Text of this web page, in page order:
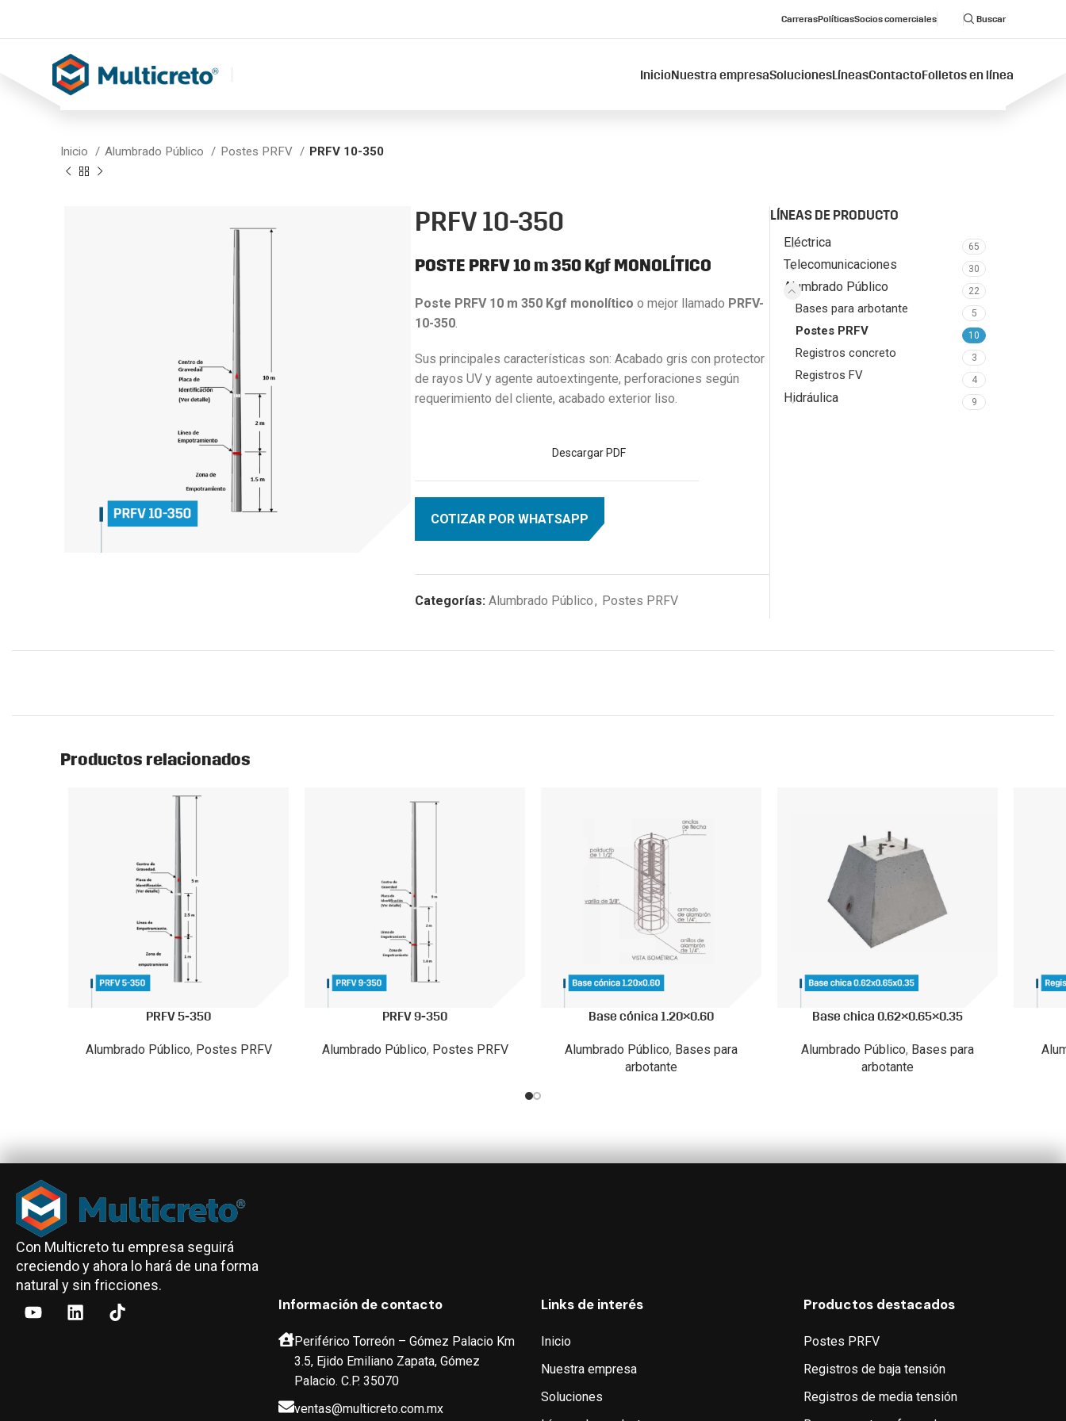
CarrerasPolíticasSocios comerciales Buscar
InicioNuestra empresaSolucionesLíneasContactoFolletos en línea
Inicio Alumbrado Público Postes PRFV PRFV 10-350
PRFV 10-350
POSTE PRFV 10 m 350 Kgf MONOLÍTICO
Poste PRFV 10 m 350 Kgf monolítico o mejor llamado PRFV-
10-350.
Sus principales características son: Acabado gris con protector
de rayos UV y agente autoextingente, perforaciones según
requerimiento del cliente, acabado exterior liso.
Descargar PDF
COTIZAR POR WHATSAPP
Categorías: Alumbrado Público, Postes PRFV
LÍNEAS DE PRODUCTO
Eléctrica 65
Telecomunicaciones 30
Alumbrado Público 22
Bases para arbotante 5
Postes PRFV 10
Registros concreto 3
Registros FV 4
Hidráulica 9
Productos relacionados
PRFV 5-350
Alumbrado Público, Postes PRFV
PRFV 9-350
Alumbrado Público, Postes PRFV
Base cónica 1.20×0.60
Alumbrado Público, Bases para
arbotante
Base chica 0.62×0.65×0.35
Alumbrado Público, Bases para
arbotante
Con Multicreto tu empresa seguirá
creciendo y ahora lo hará de una forma
natural y sin fricciones.
Información de contacto
Periférico Torreón – Gómez Palacio Km
3.5, Ejido Emiliano Zapata, Gómez
Palacio. C.P. 35070
ventas@multicreto.com.mx
Links de interés
Inicio
Nuestra empresa
Soluciones
Productos destacados
Postes PRFV
Registros de baja tensión
Registros de media tensión